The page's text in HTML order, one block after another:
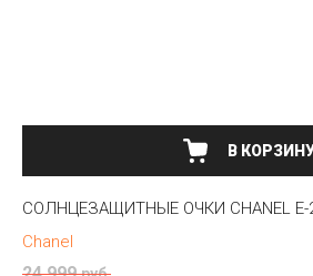
В
СОЛНЦЕЗАЩИТНЫЕ ОЧКИ CHANEL E-
Chanel